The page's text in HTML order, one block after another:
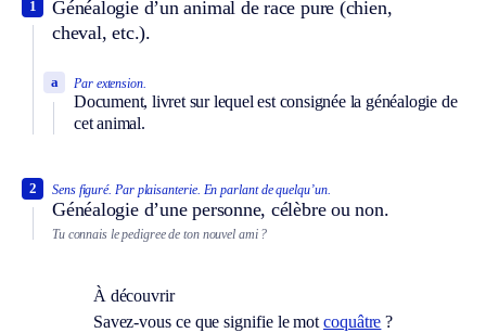
Généalogie d’un animal de race pure (chien,
cheval, etc.).
1
Par extension.
Document, livret sur lequel est consignée la généalogie de
cet animal.
a
Sens figuré. Par plaisanterie. En parlant de quelqu’un.
Généalogie d’une personne, célèbre ou non.
2
Tu connais le pedigree de ton nouvel ami ?
À découvrir
Savez-vous ce que signifie le motcoquâtre ?